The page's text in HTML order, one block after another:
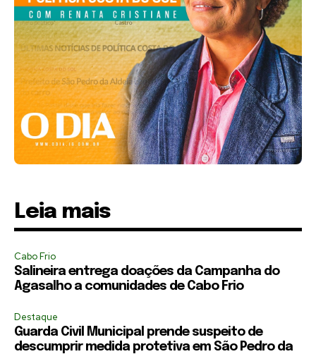
Leia mais
Cabo Frio
Salineira entrega doações da Campanha do
Agasalho a comunidades de Cabo Frio
Destaque
Guarda Civil Municipal prende suspeito de
descumprir medida protetiva em São Pedro da